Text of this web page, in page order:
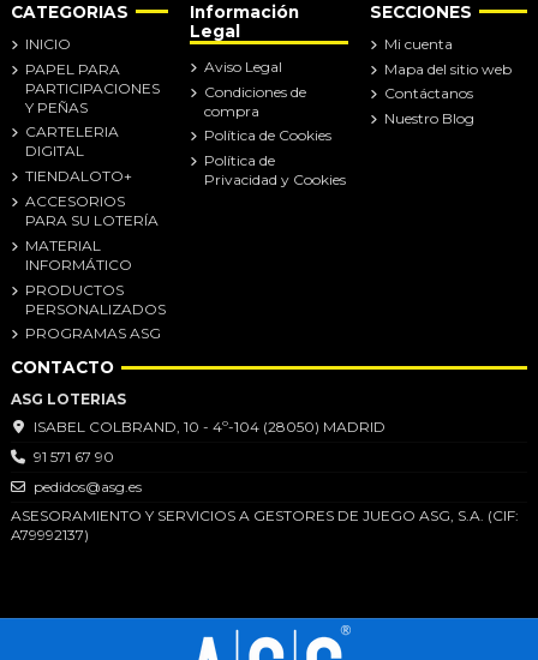
CATEGORIAS
INICIO
PAPEL PARA
PARTICIPACIONES
Y PEÑAS
CARTELERIA
DIGITAL
TIENDALOTO+
ACCESORIOS
PARA SU LOTERÍA
MATERIAL
INFORMÁTICO
PRODUCTOS
PERSONALIZADOS
PROGRAMAS ASG
Información
Legal
Aviso Legal
Condiciones de
compra
Política de Cookies
Política de
Privacidad y Cookies
SECCIONES
Mi cuenta
Mapa del sitio web
Contáctanos
Nuestro Blog
CONTACTO
ASG LOTERIAS
ISABEL COLBRAND, 10 - 4º-104 (28050) MADRID
91 571 67 90
pedidos@asg.es
ASESORAMIENTO Y SERVICIOS A GESTORES DE JUEGO ASG, S.A. (CIF:
A79992137)